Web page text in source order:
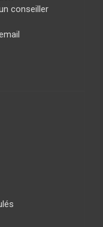
conseiller